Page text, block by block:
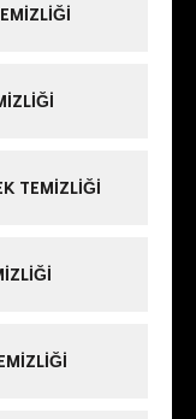
TEMIZLIĞI